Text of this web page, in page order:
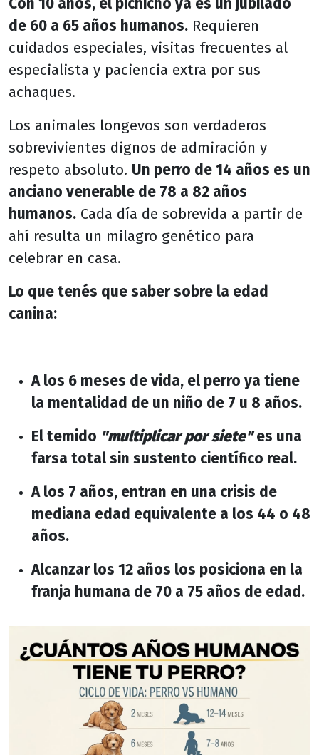
Con 10 años, el pichicho ya es un jubilado
de 60 a 65 años humanos. Requieren
cuidados especiales, visitas frecuentes al
especialista y paciencia extra por sus
achaques.
Los animales longevos son verdaderos
sobrevivientes dignos de admiración y
respeto absoluto. Un perro de 14 años es un
anciano venerable de 78 a 82 años
humanos. Cada día de sobrevida a partir de
ahí resulta un milagro genético para
celebrar en casa.
Lo que tenés que saber sobre la edad
canina:
A los 6 meses de vida, el perro ya tiene
la mentalidad de un niño de 7 u 8 años.
El temido "multiplicar por siete"es una
farsa total sin sustento científico real.
A los 7 años, entran en una crisis de
mediana edad equivalente a los 44 o 48
años.
Alcanzar los 12 años los posiciona en la
franja humana de 70 a 75 años de edad.